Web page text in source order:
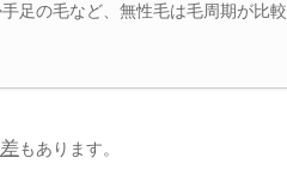
足の毛など、無性毛は毛周期が比較
もあります。